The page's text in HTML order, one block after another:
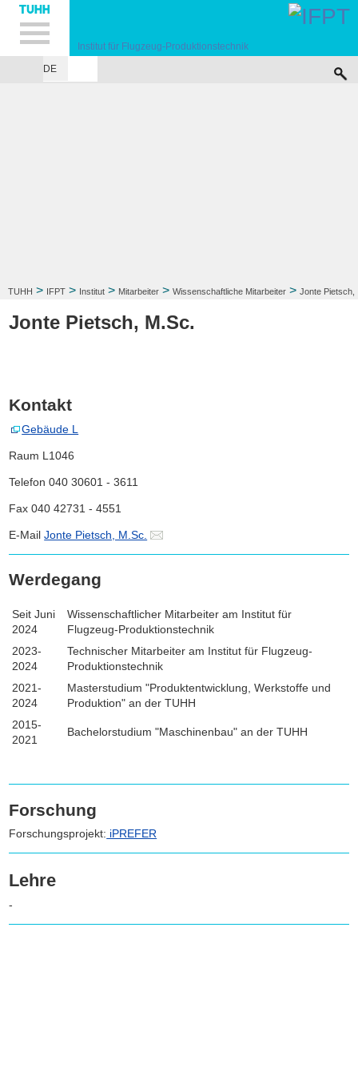
Hauptnavigation
Unternavigation
Inhalt
Suche
Institut für Flugzeug-Produktionstechnik
DE
TUHH > IFPT > Institut > Mitarbeiter > Wissenschaftliche Mitarbeiter > Jonte Pietsch,
Jonte Pietsch, M.Sc.
Kontakt
Gebäude L
Raum L1046
Telefon 040 30601 - 3611
Fax 040 42731 - 4551
E-MailJonte Pietsch, M.Sc.
Werdegang
Seit Juni
2024
Wissenschaftlicher Mitarbeiter am Institut für
Flugzeug-Produktionstechnik
2023-
2024
Technischer Mitarbeiter am Institut für Flugzeug-
Produktionstechnik
2021-
2024
Masterstudium "Produktentwicklung, Werkstoffe und
Produktion" an der TUHH
2015-
2021
Bachelorstudium "Maschinenbau" an der TUHH
Forschung
Forschungsprojekt: iPREFER
Lehre
-